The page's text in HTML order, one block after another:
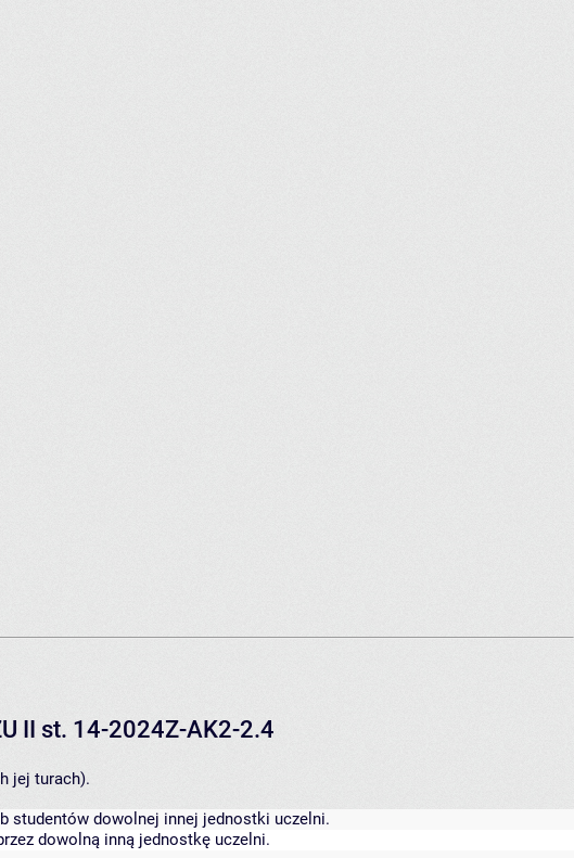
II st. 14-2024Z-AK2-2.4
jej turach).
studentów dowolnej innej jednostki uczelni.
dowolną inną jednostkę uczelni.